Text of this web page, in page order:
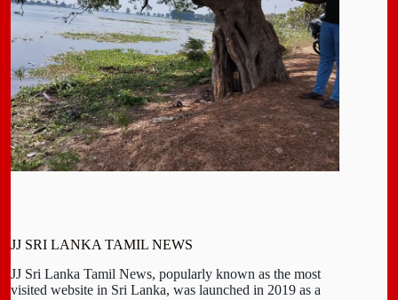
JJ SRI LANKA TAMIL NEWS
JJ Sri Lanka Tamil News, popularly known as the most
visited website in Sri Lanka, was launched in 2019 as a